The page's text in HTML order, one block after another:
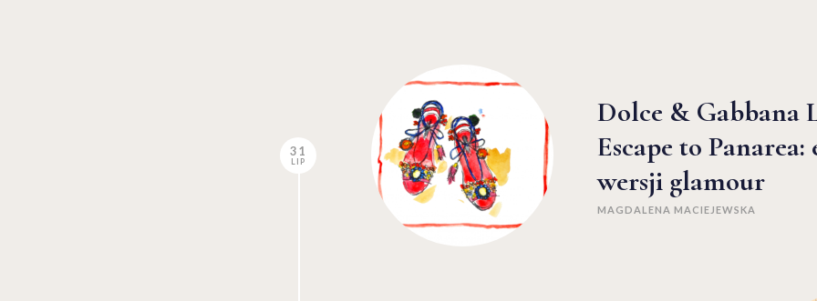
31
LIP
Dolce & Gabbana
Escape to
wersji glamour
MAGDALENA MACIEJEWSKA